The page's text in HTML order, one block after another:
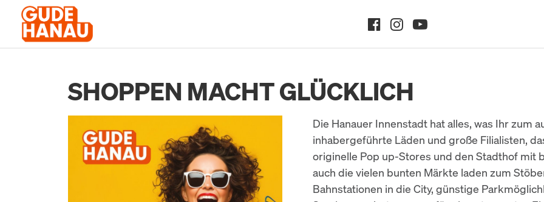
SHOPPEN MACHT GLÜCKLICH
Die Hanauer Innenstadt hat alles, was Ihr zum
inhabergeführte Läden und große Filialisten,
originelle Pop up-Stores und den Stadthof mit
auch die vielen bunten Märkte laden zum
Bahnstationen in die City, günstige